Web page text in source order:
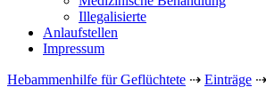
Illegalisierte
Anlaufstellen
Impressum
Hebammenhilfe für Geflüchtete ⇢ Einträge ⇢